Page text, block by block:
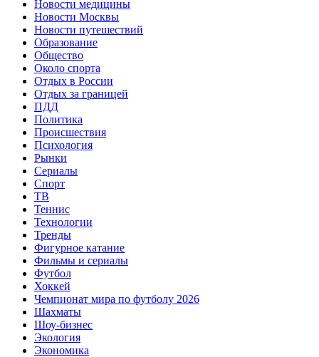
Новости медицины
Новости Москвы
Новости путешествий
Образование
Общество
Около спорта
Отдых в России
Отдых за границей
ПДД
Политика
Происшествия
Психология
Рынки
Сериалы
Спорт
ТВ
Теннис
Технологии
Тренды
Фигурное катание
Фильмы и сериалы
Футбол
Хоккей
Чемпионат мира по футболу 2026
Шахматы
Шоу-бизнес
Экология
Экономика